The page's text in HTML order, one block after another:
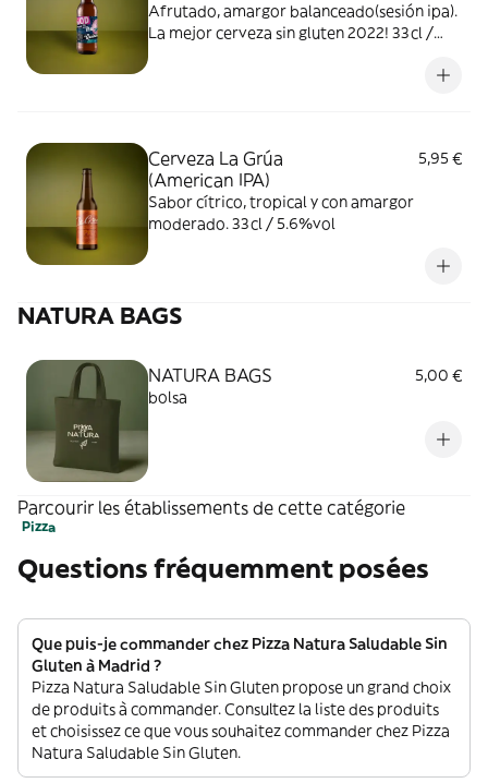
Afrutado, amargor balanceado(sesión ipa).
La mejor cerveza sin gluten 2022! 33cl /
Cerveza La Grúa
(American IPA)
5,95 €
Sabor cítrico, tropical y con amargor
moderado. 33cl / 5.6%vol
NATURA BAGS
NATURA BAGS
5,00 €
bolsa
Parcourir les établissements de cette catégorie
Pizza
Questions fréquemment posées
Que puis-je commander chez Pizza Natura Saludable Sin
Gluten à Madrid ?
Pizza Natura Saludable Sin Gluten propose un grand choix
de produits à commander. Consultez la liste des produits
et choisissez ce que vous souhaitez commander chez Pizza
Natura Saludable Sin Gluten.